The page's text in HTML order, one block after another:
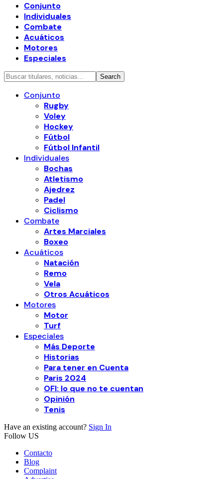
Conjunto
Individuales
Combate
Acuáticos
Motores
Especiales
Conjunto
Rugby
Voley
Hockey
Fútbol
Fútbol Infantil
Individuales
Bochas
Atletismo
Ajedrez
Padel
Ciclismo
Combate
Artes Marciales
Boxeo
Acuáticos
Natación
Remo
Vela
Otros Acuáticos
Motores
Motor
Turf
Especiales
Más Deporte
Historias
Para tener en Cuenta
Paris 2024
OFI: lo que no te cuentan
Opinión
Tenis
Have an existing account? Sign In
Follow US
Contacto
Blog
Complaint